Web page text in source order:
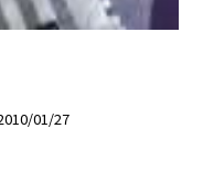
01/27